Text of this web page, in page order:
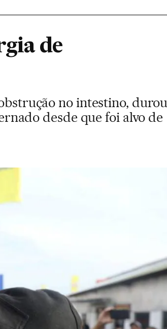
de
no intestino, durou
desde que foi alvo de